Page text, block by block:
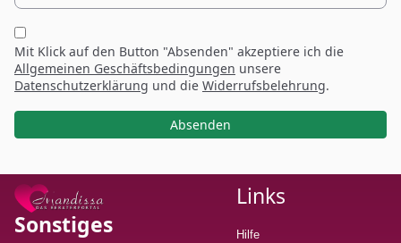
Mit Klick auf den Button "Absenden" akzeptiere ich die
Allgemeinen Geschäftsbedingungen unsere
Datenschutzerklärung und die Widerrufsbelehrung.
Absenden
Sonstiges
Links
Hilfe